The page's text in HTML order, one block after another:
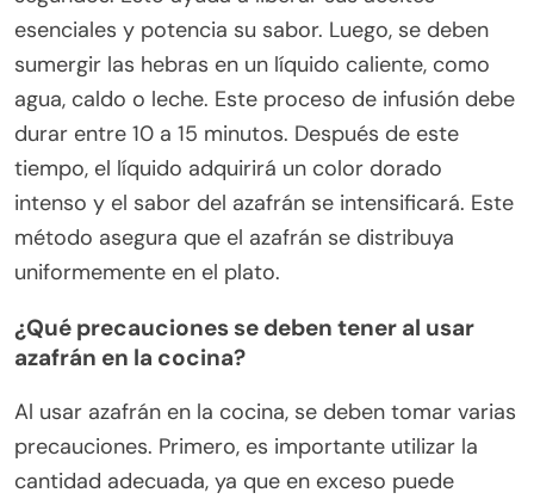
esenciales y potencia su sabor. Luego, se deben
sumergir las hebras en un líquido caliente, como
agua, caldo o leche. Este proceso de infusión debe
durar entre 10 a 15 minutos. Después de este
tiempo, el líquido adquirirá un color dorado
intenso y el sabor del azafrán se intensificará. Este
método asegura que el azafrán se distribuya
uniformemente en el plato.
¿Qué precauciones se deben tener al usar
azafrán en la cocina?
Al usar azafrán en la cocina, se deben tomar varias
precauciones. Primero, es importante utilizar la
cantidad adecuada, ya que en exceso puede